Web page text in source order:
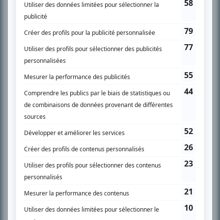
SUR LE RÉSEAU BIZZ MÉDIA
Accueil
Liste des oeuvres
Liste des comédiens
Recherche avancée
À propos
Nous contacter
Termes et conditions
Politique de confidentialité